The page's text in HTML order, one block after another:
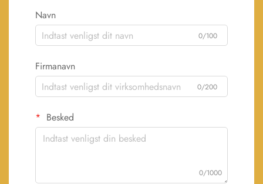
Navn
0/100
Firmanavn
0/200
Besked
0/1000